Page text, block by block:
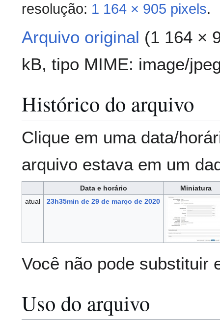
resolução: 1 164 × 905 pixels.
Arquivo original (1 164 ×
kB, tipo MIME: image/
Histórico do arquivo
Clique em uma data/
arquivo estava em um
Data e horário
Miniatura
atual
23h35min de 29 de março de 2020
Você não pode substituir
Uso do arquivo